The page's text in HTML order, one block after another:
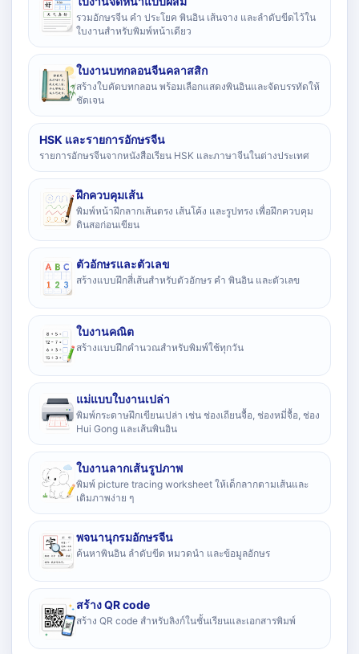
รวมอักษรจีน คำ ประโยค พินอิน เส้นจาง และลำดับขีดไว้ใน
ใบงานสำหรับพิมพ์หน้าเดียว
ใบงานบทกลอนจีนคลาสสิก
สร้างใบคัดบทกลอน พร้อมเลือกแสดงพินอินและจัดบรรทัดให้
ชัดเจน
HSK และรายการอักษรจีน
รายการอักษรจีนจากหนังสือเรียน HSK และภาษาจีนในต่างประเทศ
ฝึกควบคุมเส้น
พิมพ์หน้าฝึกลากเส้นตรง เส้นโค้ง และรูปทรง เพื่อฝึกควบคุม
ดินสอก่อนเขียน
ตัวอักษรและตัวเลข
สร้างแบบฝึกสี่เส้นสำหรับตัวอักษร คำ พินอิน และตัวเลข
ใบงานคณิต
สร้างแบบฝึกคำนวณสำหรับพิมพ์ใช้ทุกวัน
แม่แบบใบงานเปล่า
พิมพ์กระดาษฝึกเขียนเปล่า เช่น ช่องเถียนจื้อ, ช่องหมี่จื้อ, ช่อง
Hui Gong และเส้นพินอิน
ใบงานลากเส้นรูปภาพ
พิมพ์ picture tracing worksheet ให้เด็กลากตามเส้นและ
เติมภาพง่าย ๆ
พจนานุกรมอักษรจีน
ค้นหาพินอิน ลำดับขีด หมวดนำ และข้อมูลอักษร
สร้าง QR code
สร้าง QR code สำหรับลิงก์ในชั้นเรียนและเอกสารพิมพ์